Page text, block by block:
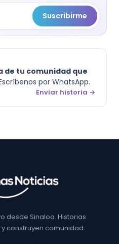
Suscribirme
de tu comunidad que
por WhatsApp.
Enviar historia →
desde Sinaloa. Historias
construyen comunidad.